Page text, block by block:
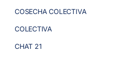
COSECHA COLECTIVA
COLECTIVA
CHAT 21